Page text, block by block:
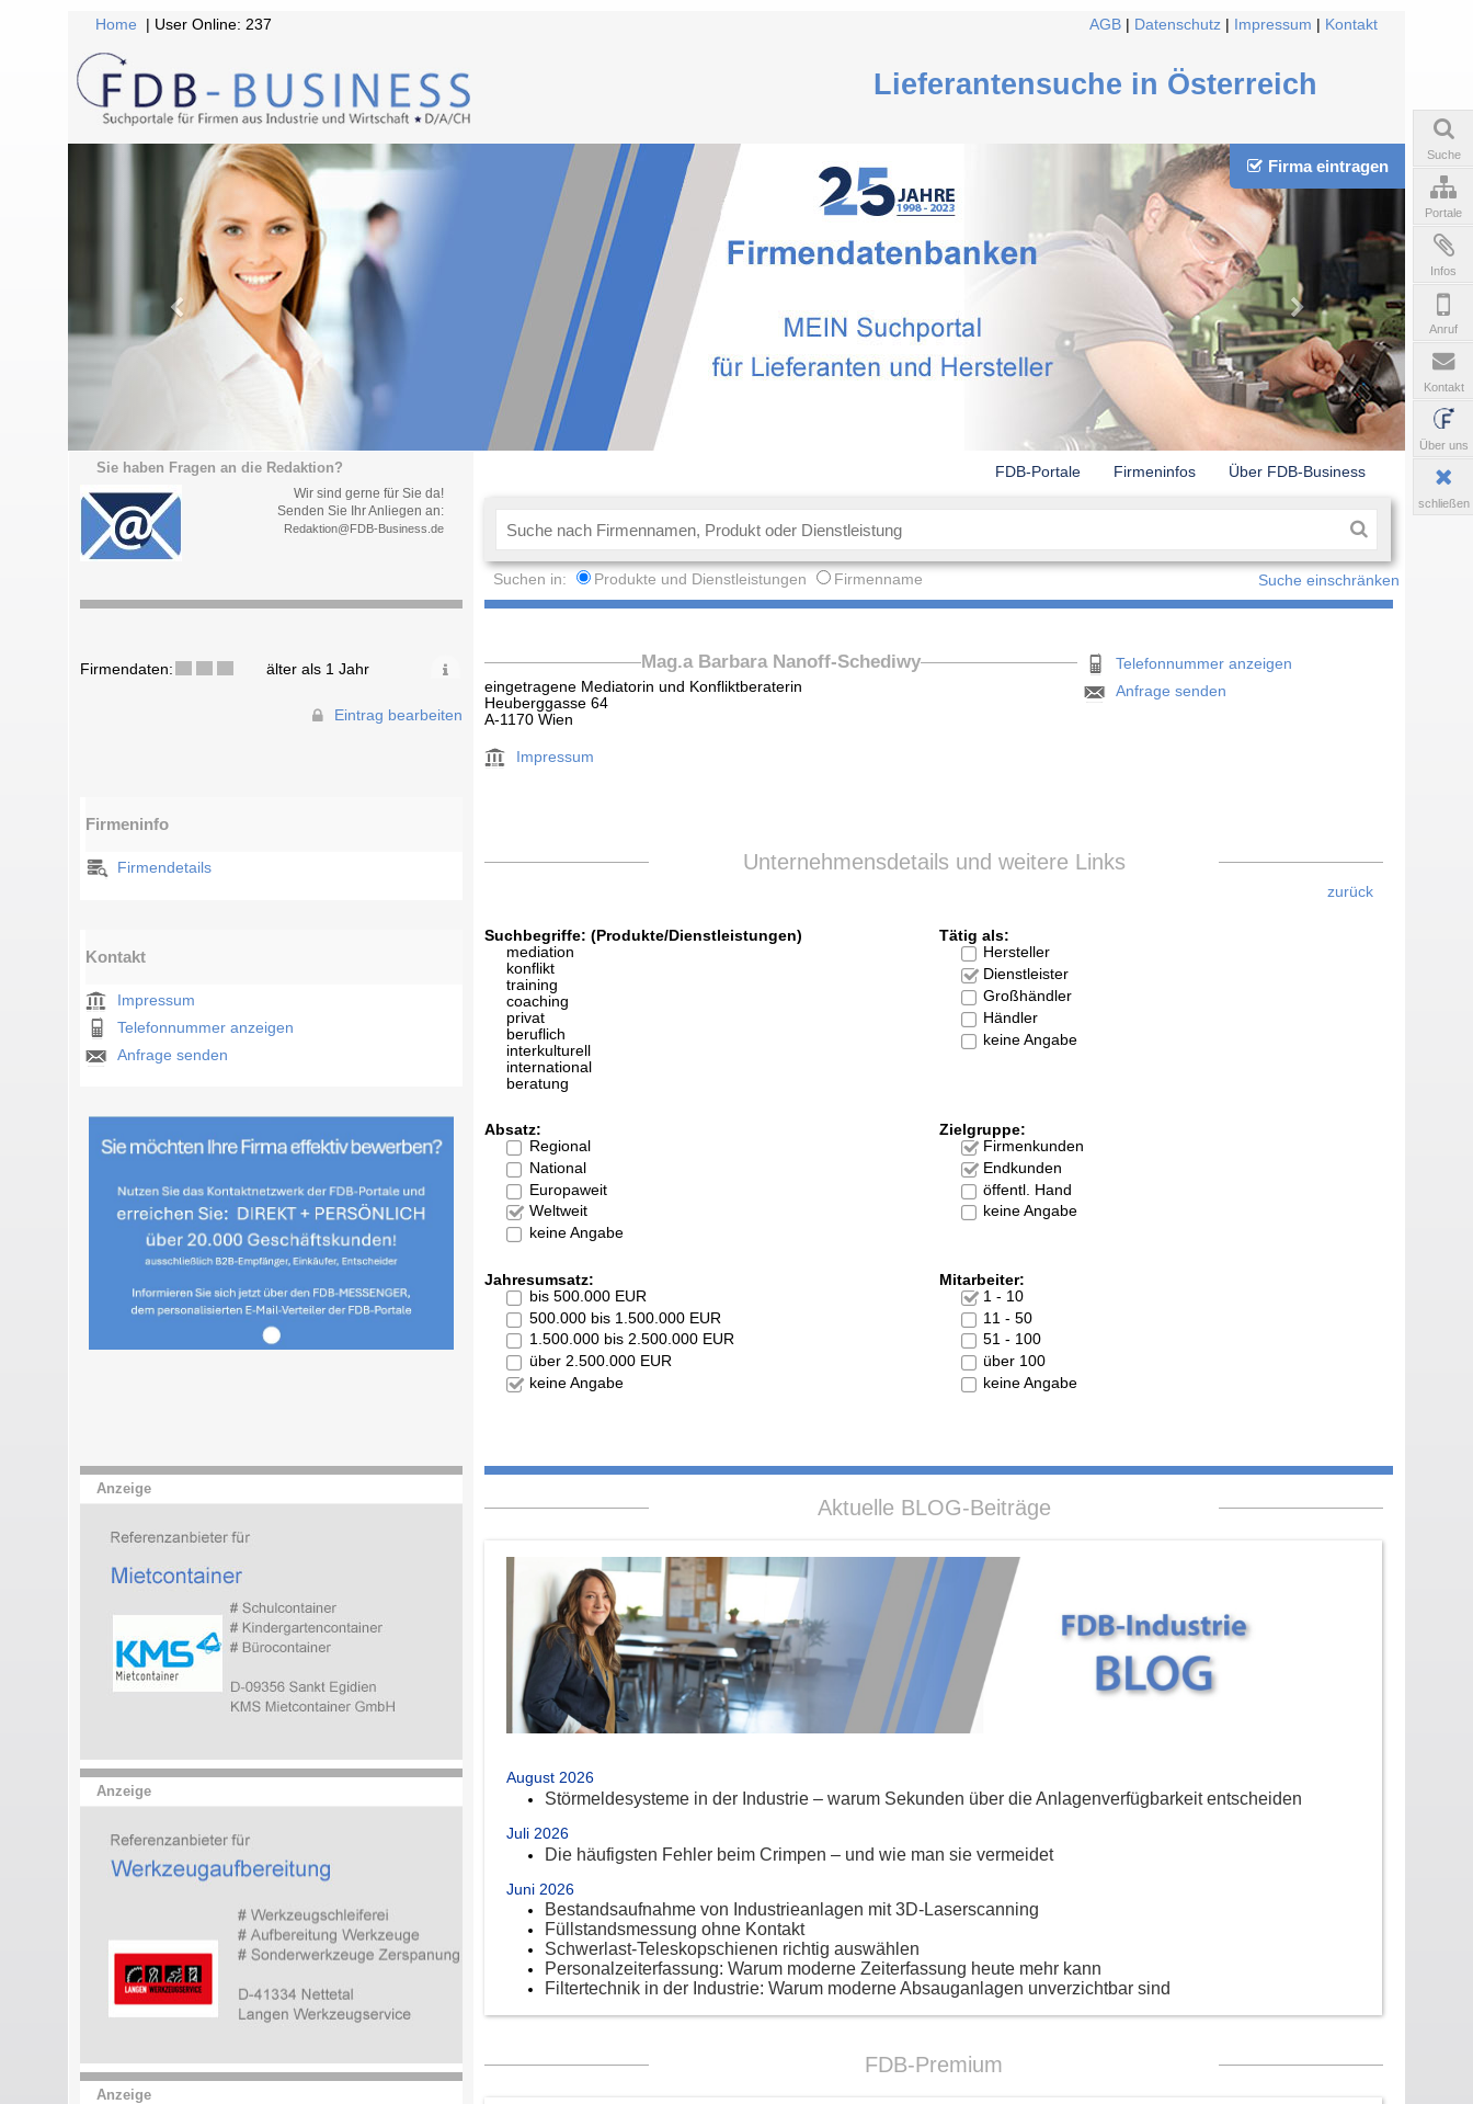
Home | User Online: 237 AGB Datenschutz Impressum Kontakt
Lieferantensuche in Österreich
Firma eintragen
Sie haben Fragen an die Redaktion?
Wir sind gerne für Sie da!
Senden Sie Ihr Anliegen an:
Redaktion@FDB-Business.de
FDB-Portale Firmeninfos Über FDB-Business
Suchen in: Produkte und Dienstleistungen Firmenname Suche einschränken
Firmendaten: älter als 1 Jahr
Eintrag bearbeiten
Firmeninfo
Firmendetails
Kontakt
Impressum
Telefonnummer anzeigen
Anfrage senden
Anzeige
Anzeige
Anzeige
Mag.a Barbara Nanoff-Schediwy
eingetragene Mediatorin und Konfliktberaterin
Heuberggasse 64
A-1170 Wien
Impressum
Telefonnummer anzeigen
Anfrage senden
Unternehmensdetails und weitere Links
zurück
Suchbegriffe: (Produkte/Dienstleistungen)
mediation
konflikt
training
coaching
privat
beruflich
interkulturell
international
beratung
Tätig als:
Hersteller
Dienstleister
Großhändler
Händler
keine Angabe
Absatz:
Regional
National
Europaweit
Weltweit
keine Angabe
Zielgruppe:
Firmenkunden
Endkunden
öffentl. Hand
keine Angabe
Jahresumsatz:
bis 500.000 EUR
500.000 bis 1.500.000 EUR
1.500.000 bis 2.500.000 EUR
über 2.500.000 EUR
keine Angabe
Mitarbeiter:
1 - 10
11 - 50
51 - 100
über 100
keine Angabe
Aktuelle BLOG-Beiträge
August 2026
Störmeldesysteme in der Industrie – warum Sekunden über die Anlagenverfügbarkeit entscheiden
Juli 2026
Die häufigsten Fehler beim Crimpen – und wie man sie vermeidet
Juni 2026
Bestandsaufnahme von Industrieanlagen mit 3D-Laserscanning
Füllstandsmessung ohne Kontakt
Schwerlast-Teleskopschienen richtig auswählen
Personalzeiterfassung: Warum moderne Zeiterfassung heute mehr kann
Filtertechnik in der Industrie: Warum moderne Absauganlagen unverzichtbar sind
FDB-Premium
Suche
Portale
Infos
Anruf
Kontakt
Über uns
schließen